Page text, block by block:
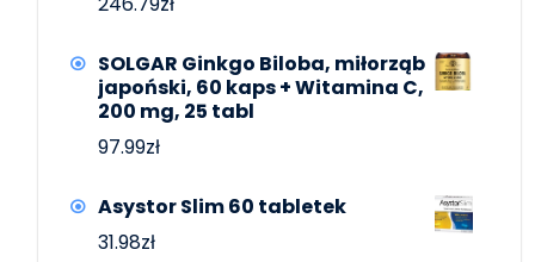
SOLGAR Ginkgo Biloba, miłorząb
japoński, 60 kaps + Witamina C,
200 mg, 25 tabl
97.99zł
Asystor Slim 60 tabletek
31.98zł